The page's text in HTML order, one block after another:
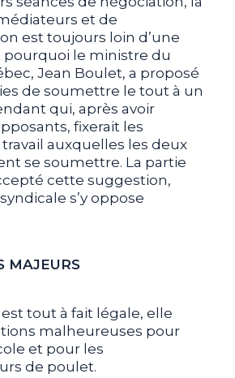
et de
est toujours loin d’une
pourquoi le ministre du
Jean Boulet, a proposé
de soumettre le tout à un
qui, après avoir
fixerait les
auxquelles les deux
se soumettre. La partie
cette suggestion,
s’y oppose
MAJEURS
tout à fait légale, elle
malheureuses pour
et pour les
de poulet.